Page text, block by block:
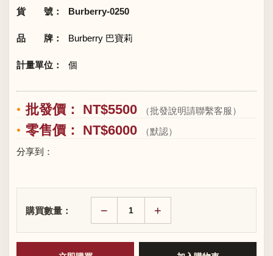
貨 號： Burberry-0250
品 牌： Burberry 巴寶莉
計量單位： 個
批發價： NT$5500 （批發說明請聯繫客服）
零售價： NT$6000
（默認）
分享到：
購買數量： +
−